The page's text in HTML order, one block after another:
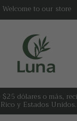
Welcome to our store
$25 dólares o más,
y Estados